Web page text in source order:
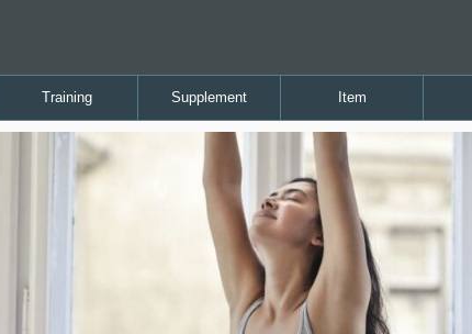
Training Supplement Item